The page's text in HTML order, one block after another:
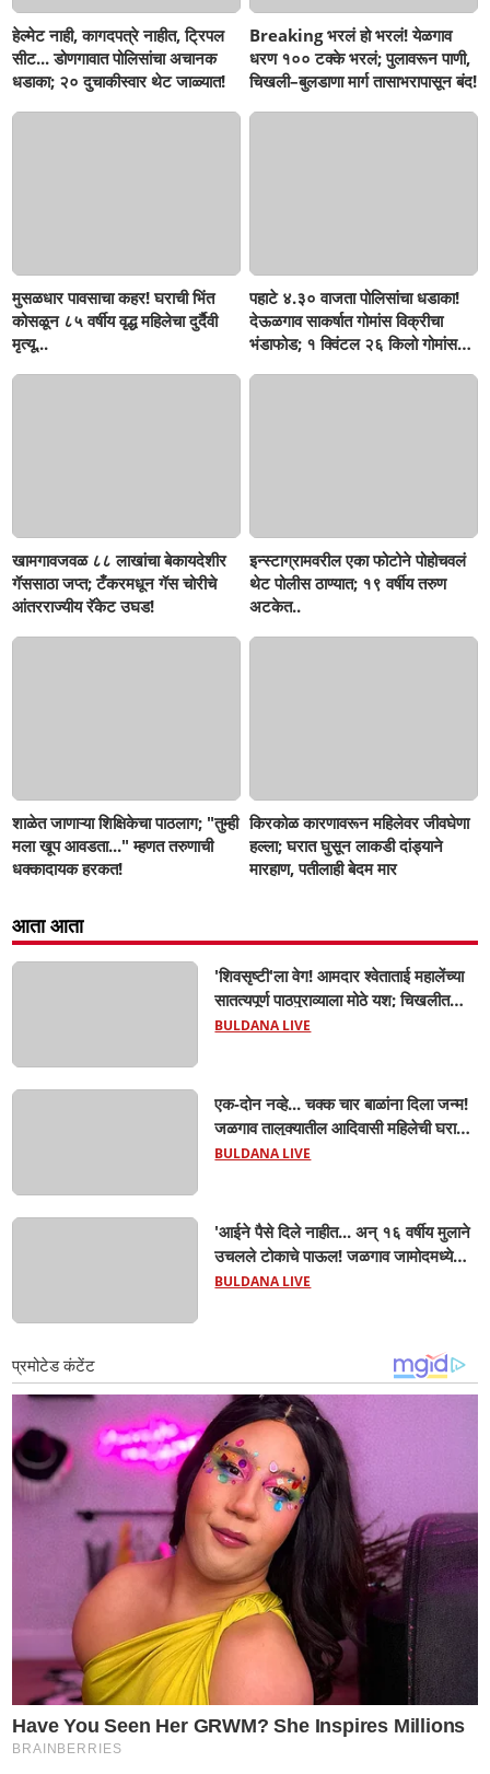
हेल्मेट नाही, कागदपत्रे नाहीत, ट्रिपल
सीट... डोणगावात पोलिसांचा अचानक
धडाका; २० दुचाकीस्वार थेट जाळ्यात!
Breaking भरलं हो भरलं! येळगाव
धरण १०० टक्के भरलं; पुलावरून पाणी,
चिखली–बुलडाणा मार्ग तासाभरापासून बंद!
मुसळधार पावसाचा कहर! घराची भिंत
कोसळून ८५ वर्षीय वृद्ध महिलेचा दुर्दैवी
मृत्यू...
पहाटे ४.३० वाजता पोलिसांचा धडाका!
देऊळगाव साकर्षात गोमांस विक्रीचा
भंडाफोड; १ क्विंटल २६ किलो गोमांस
खामगावजवळ ८८ लाखांचा बेकायदेशीर
गॅससाठा जप्त; टँकरमधून गॅस चोरीचे
आंतरराज्यीय रॅकेट उघड!
इन्स्टाग्रामवरील एका फोटोने पोहोचवलं
थेट पोलीस ठाण्यात; १९ वर्षीय तरुण
अटकेत..
शाळेत जाणाऱ्या शिक्षिकेचा पाठलाग; "तुम्ही
मला खूप आवडता..." म्हणत तरुणाची
धक्कादायक हरकत!
किरकोळ कारणावरून महिलेवर जीवघेणा
हल्ला; घरात घुसून लाकडी दांड्याने
मारहाण, पतीलाही बेदम मार
आता आता
'शिवसृष्टी'ला वेग! आमदार श्वेताताई महालेंच्या
सातत्यपूर्ण पाठपुराव्याला मोठे यश; चिखलीत
साकारणार ६५ कोटींचा भव्य 'छत्रपती शिवाजी
BULDANA LIVE
एक-दोन नव्हे... चक्क चार बाळांना दिला जन्म!
जळगाव तालुक्यातील आदिवासी महिलेची घरातच
प्रसूती; आता झाली ७ लेकरांची माय ! वैद्यकीय
BULDANA LIVE
'आईने पैसे दिले नाहीत... अन् १६ वर्षीय मुलाने
उचलले टोकाचे पाऊल! जळगाव जामोदमध्ये
खळबळ'! मुलांमधली सहनशीलता संपली काय?
BULDANA LIVE